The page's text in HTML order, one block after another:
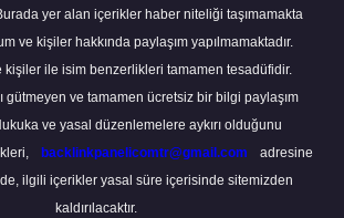
yer alan içerikler haber niteliği taşımamakta
ve kişiler hakkında paylaşım yapılmamaktadır.
kişiler ile isim benzerlikleri tamamen tesadüfidir.
gütmeyen ve tamamen ücretsiz bir bilgi paylaşım
ve yasal düzenlemelere aykırı olduğunu
backlinkpanelicomtr@gmail.com
adresine
ilgili içerikler yasal süre içerisinde sitemizden
kaldırılacaktır.